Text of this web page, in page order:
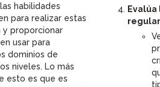
habilidades
para realizar estas
y proporcionar
usar para
dominios de
niveles. Lo más
esto es que es